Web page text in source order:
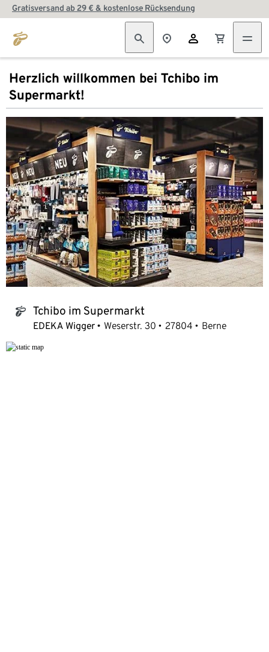
Gratisversand ab 29 € & kostenlose Rücksendung
Herzlich willkommen bei Tchibo im
Supermarkt!
tchibo_logo Tchibo im Supermarkt
EDEKA Wigger Weserstr. 30 27804 Berne